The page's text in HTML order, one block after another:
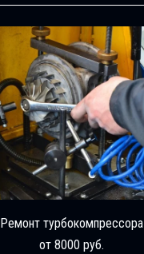
Ремонт турбокомпрессора
от 8000 руб.